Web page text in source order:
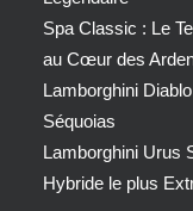
Spa Classic : Le
au Cœur des
Lamborghini
Séquoias
Lamborghini Urus
Hybride le plus